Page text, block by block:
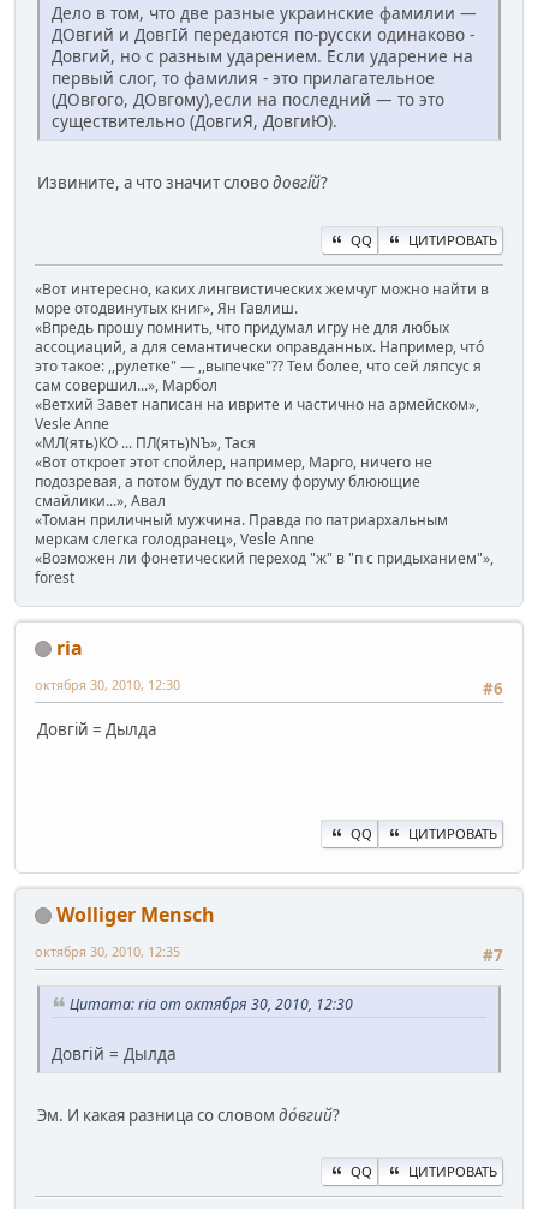
Дело в том, что две разные украинские фамилии —
ДОвгий и ДовгІй передаются по-русски одинаково -
Довгий, но с разным ударением. Если ударение на
первый слог, то фамилия - это прилагательное
(ДОвгого, ДОвгому),если на последний — то это
существительно (ДовгиЯ, ДовгиЮ).
Извините, а что значит словодовгíй?
QQ ЦИТИРОВАТЬ
«Вот интересно, каких лингвистических жемчуг можно найти в
море отодвинутых книг», Ян Гавлиш.
«Впредь прошу помнить, что придумал игру не для любых
ассоциаций, а для семантически оправданных. Например, чтó
это такое: ,,рулетке" — ,,выпечке"?? Тем более, что сей ляпсус я
сам совершил...», Марбол
«Ветхий Завет написан на иврите и частично на армейском»,
Vesle Anne
«МЛ(ять)КО ... ПЛ(ять)NЪ», Тася
«Вот откроет этот спойлер, например, Марго, ничего не
подозревая, а потом будут по всему форуму блюющие
смайлики...», Авал
«Томан приличный мужчина. Правда по патриархальным
меркам слегка голодранец», Vesle Anne
«Возможен ли фонетический переход "ж" в "п с придыханием"»,
forest
ria
#6
октября 30, 2010, 12:30
Довгій = Дылда
QQ ЦИТИРОВАТЬ
Wolliger Mensch
#7
октября 30, 2010, 12:35
Цитата: ria от октября 30, 2010, 12:30
Довгій = Дылда
Эм. И какая разница со словом до́вгий?
QQ ЦИТИРОВАТЬ